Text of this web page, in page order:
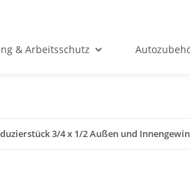
& Arbeitsschutz
3/4 x 1/2 Außen und